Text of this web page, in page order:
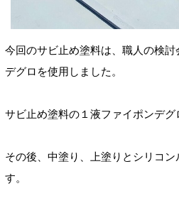
今回のサビ止め塗料は、職人の検
デグロを使用しました。
サビ止め塗料の１液ファイポンデグ
その後、中塗り、上塗りとシリコ
す。